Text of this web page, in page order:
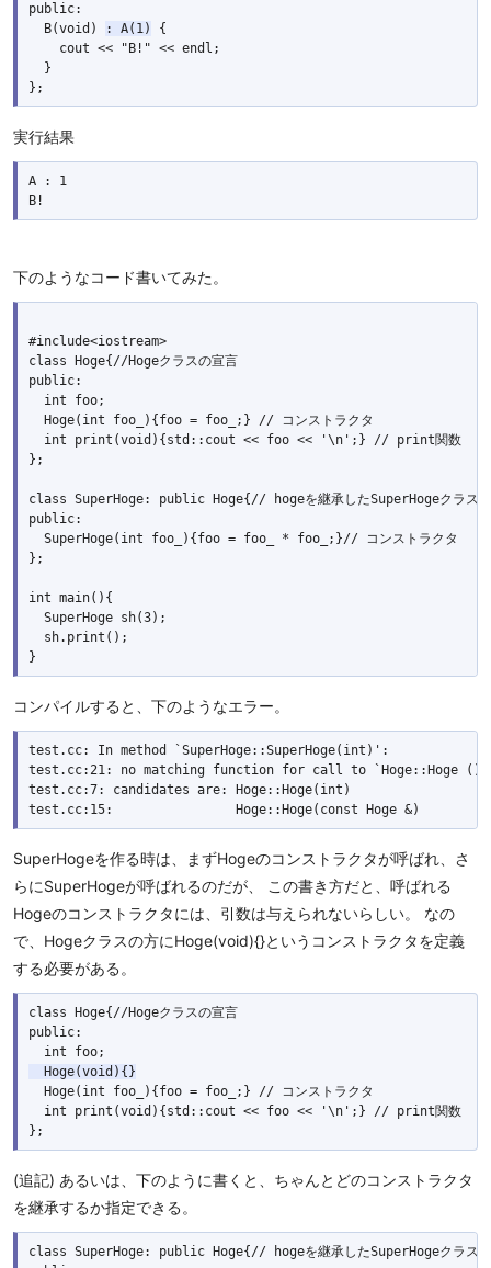
public:
  B(void)
: A(1)
{
    cout << "B!" << endl;
  }
実行結果
A : 1
下のようなコード書いてみた。
#include<iostream>
class Hoge{//Hogeクラスの宣言
public:
  int foo;
  Hoge(int foo_){foo = foo_;} // コンストラクタ
  int print(void){std::cout << foo << '\n';} // print関数
};
class SuperHoge: public Hoge{// hogeを継承したSuperHogeクラス
public:
  SuperHoge(int foo_){foo = foo_ * foo_;}// コンストラクタ
};
int main(){
  SuperHoge sh(3);
  sh.print();
コンパイルすると、下のようなエラー。
test.cc: In method `SuperHoge::SuperHoge(int)':
test.cc:21: no matching function for call to `Hoge::Hoge ()'
test.cc:7: candidates are: Hoge::Hoge(int)
SuperHogeを作る時は、まずHogeのコンストラクタが呼ばれ、さ
らにSuperHogeが呼ばれるのだが、 この書き方だと、呼ばれる
Hogeのコンストラクタには、引数は与えられないらしい。 なの
で、Hogeクラスの方にHoge(void){}というコンストラクタを定義
する必要がある。
class Hoge{//Hogeクラスの宣言
public:
  Hoge(void){}
  Hoge(int foo_){foo = foo_;} // コンストラクタ
  int print(void){std::cout << foo << '\n';} // print関数
(追記) あるいは、下のように書くと、ちゃんとどのコンストラクタ
を継承するか指定できる。
class SuperHoge: public Hoge{// hogeを継承したSuperHogeクラス